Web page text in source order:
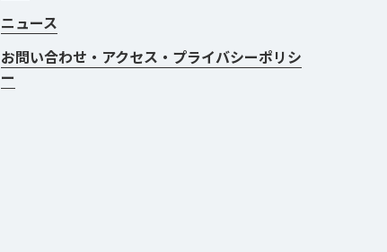
ニュース
お問い合わせ・アクセス・プライバシーポリシ
ー